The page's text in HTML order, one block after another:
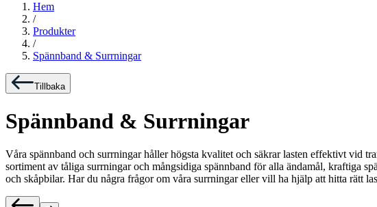
Hem
/
Produkter
/
Spännband & Surrningar
Tillbaka
Spännband & Surrningar
Våra spännband och surrningar håller högsta kvalitet och säkrar lasten effektivt vid
sortiment av tåliga surrningar och mångsidiga spännband för alla ändamål, kraftiga
och skåpbilar. Har du några frågor om våra surrningar eller vill ha hjälp att hitta rätt